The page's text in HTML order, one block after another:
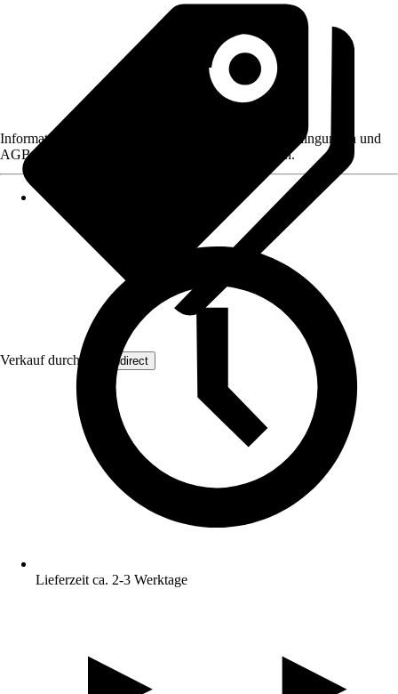
Verkauf durch: Wohndirect
Informationen des Verkäufers, wie z. B. Rückgabebedingungen und
AGB, finden Sie bei Klick auf den Verkäufernamen.
Lieferzeit ca. 2-3 Werktage